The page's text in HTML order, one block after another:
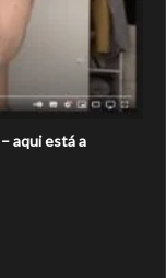
aqui está a